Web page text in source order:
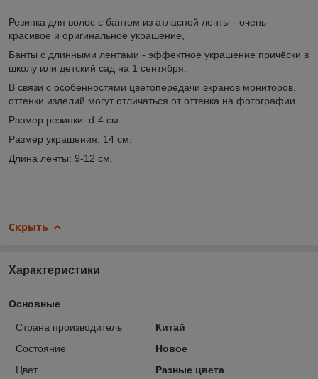
Резинка для волос с бантом из атласной ленты - очень
красивое и оригинальное украшение,
Банты с длинными лентами - эффектное украшение причёски в
школу или детский сад на 1 сентября.
В связи с особенностями цветопередачи экранов мониторов,
оттенки изделий могут отличаться от оттенка на фотографии.
Размер резинки: d-4 см
Размер украшения: 14 см.
Длина ленты: 9-12 см.
Скрыть
Характеристики
Основные
Страна производитель
Китай
Состояние
Новое
Цвет
Разные цвета